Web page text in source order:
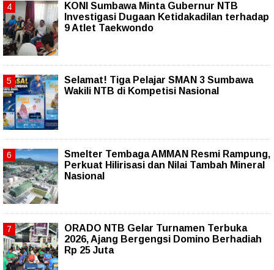
KONI Sumbawa Minta Gubernur NTB
Investigasi Dugaan Ketidakadilan terhadap
9 Atlet Taekwondo
Selamat! Tiga Pelajar SMAN 3 Sumbawa
Wakili NTB di Kompetisi Nasional
Smelter Tembaga AMMAN Resmi Rampung,
Perkuat Hilirisasi dan Nilai Tambah Mineral
Nasional
ORADO NTB Gelar Turnamen Terbuka
2026, Ajang Bergengsi Domino Berhadiah
Rp 25 Juta